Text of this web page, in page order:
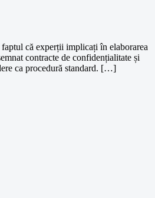
că experții implicați în elaborarea
contracte de confidențialitate și
ca procedură standard. […]